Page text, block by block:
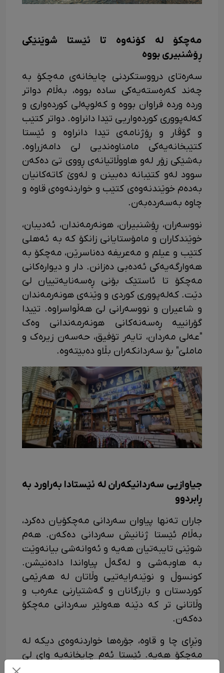
مەچکۆ لە کۆنەوە تا ئێستا شوێنێکی
ڕۆشنبیری بووە
سەرەتای درووستکردنی چایخانەی مەچکۆ بە
چەند کەرەستەیەکی سادە بووە، بەڵام دواتر
وردە وردە فراوان بووە و کەلوپەلی کوردەواری و
کەلەپووری کوردەواریی تێدا دانراوە. دواتر کتێب
و گۆڤار و ڕۆژنامەی تێدا دانراوە و ئێستا
کتێبخانەیەکی مامناوەندیی لێ دامەزراوە.
بەشێکی زۆر لەو هاووڵاتیانەی ڕووی تێ دەکەن
سوود لەو کتێبانە دەبینن و لەوێ کاتەکانیان
بەدەم خوێندنەوەی کتێب و خواردنەوەی قاوە و
چاوە بەسەردەبەن.
نووسەران، ڕۆشنبیران، هونەرمەندان، ئەدیبان،
خوێندکاران و مامۆستایانی زانکۆ کە بە ئەهلی
کتێب و عیلم و مەعریفە دەناسرێن، مەچکۆ بە
هەوارگەیەکی ئەدەبی دەزانن. دار و دیوارەکانی
مەچکۆ تا ئاستێک بۆنی ڕەسەنایەتییان لێ
دێت. کەلەپووری کوردی و وێنەی هونەرمەندان
و شاعیران و نووسەرانی لێ هەڵواسراوە. تێیدا
گۆرانییە ڕەسەنەکانی هونەرمەندانی وەک
"عەلی مەردان، تایەر تۆفیق، حەسەن زیرەک و
ماملێ" بۆ سەردانکەران بڵاو دەبێتەوە.
جیاوازیی سەردانیکەران لە ئێستادا بەراورد بە
ڕابردوو
جاران تەنها پیاوان سەردانی مەچکۆیان دەکرد،
بەڵام ئێستا ژنانیش سەردانی دەکەن. هەم
شوێنی تایبەتیان هەیە و ئەوانەشی بیانەوێت
بە هاوبەشی و لەگەڵ پیاواندا دادەنیشن.
کونسوڵ و نوێنەرایەتیی وڵاتان لە هەرێمی
کوردستان و بازرگانان و گەشتیارنی عەرەب و
وڵاتانی تر کە دێنە هەولێر سەردانی مەچکۆ
دەکەن.
وێڕای چا و قاوە، جۆرەها خواردنەوەی دیکە لە
مەچکۆ هەیە. ئێستا ئەم چایخانەیە وای لێ